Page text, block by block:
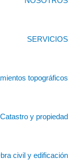
SERVICIOS
topográficos
y propiedad
civil y edificación